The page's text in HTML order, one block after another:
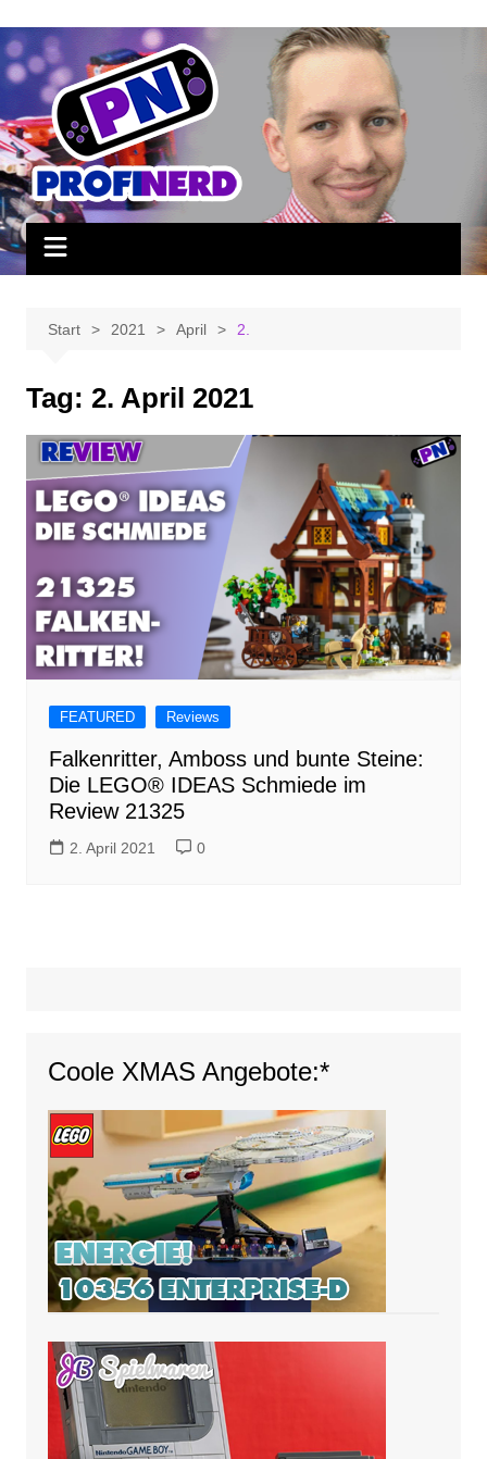
Inhalt
springen
Start 2021 April 2.
Tag: 2. April 2021
FEATURED Reviews
Falkenritter, Amboss und bunte Steine:
Die LEGO® IDEAS Schmiede im
Review 21325
2. April 2021 0
Coole XMAS Angebote:*